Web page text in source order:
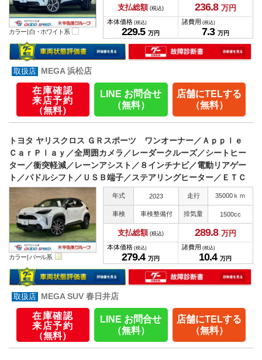
カラー |白・ホワイト系
支払総額 (税込) 236.8 万円
本体価格 (税込)
229.5 万円
諸費用 (税込)
7.3 万円
MEGA 浜松店
在庫確認
来店予約
（無料）
LINE お問合せ
（無料）
店舗にTELする
（無料）
トヨタ ヤリスクロス ＧＲスポーツ ワンオーナー／Ａｐｐｌｅ
ＣａｒＰｌａｙ／全周囲カメラ／レーダークルーズ／シートヒー
ター／衝突軽減／レーンアシスト／８インチナビ／電動リアゲー
ト／パドルシフト／ＵＳＢ端子／ステアリングヒーター／ＥＴＣ
カラー | パール系
年式 2023 走行 35000ｋｍ
車検 車検整備付 排気量 1500cc
支払総額 (税込) 289.8 万円
本体価格 (税込)
279.4 万円
諸費用 (税込)
10.4 万円
MEGA SUV 春日井店
在庫確認
来店予約
（無料）
LINE お問合せ
（無料）
店舗にTELする
（無料）